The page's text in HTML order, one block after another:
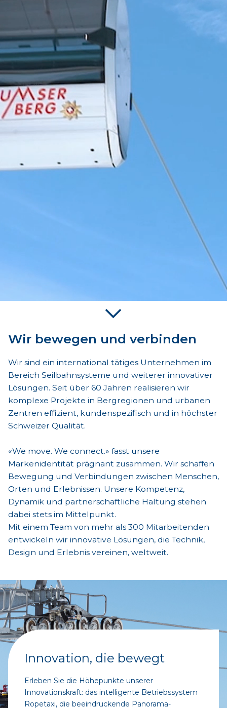
Wir bewegen und verbinden
Wir sind ein international tätiges Unternehmen im
Bereich Seilbahnsysteme und weiterer innovativer
Lösungen. Seit über 60 Jahren realisieren wir
komplexe Projekte in Bergregionen und urbanen
Zentren effizient, kundenspezifisch und in höchster
Schweizer Qualität.
«We move. We connect.» fasst unsere
Markenidentität prägnant zusammen. Wir schaffen
Bewegung und Verbindungen zwischen Menschen,
Orten und Erlebnissen. Unsere Kompetenz,
Dynamik und partnerschaftliche Haltung stehen
dabei stets im Mittelpunkt.
Mit einem Team von mehr als 300 Mitarbeitenden
entwickeln wir innovative Lösungen, die Technik,
Design und Erlebnis vereinen, weltweit.
Innovation, die bewegt
Erleben Sie die Höhepunkte unserer
Innovationskraft: das intelligente Betriebssystem
Ropetaxi, die beeindruckende Panorama-